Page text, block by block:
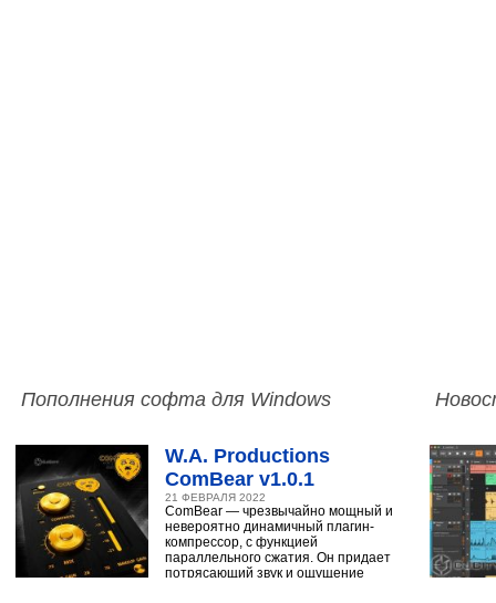
Пополнения софта для Windows
W.A. Productions
ComBear v1.0.1
21 ФЕВРАЛЯ 2022
ComBear — чрезвычайно мощный и
невероятно динамичный плагин-
компрессор, с функцией
параллельного сжатия. Он придает
потрясающий звук и ощущение